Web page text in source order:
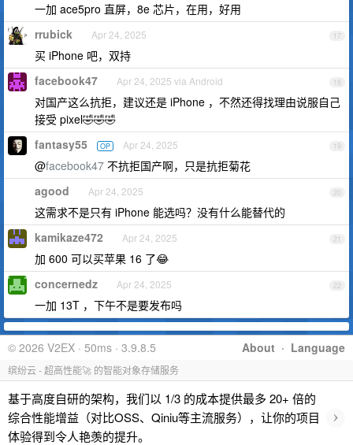
一加 ace5pro 直屏，8e 芯片，在用，好用
17
rrubick Apr 24, 2025
买 iPhone 吧，双持
18
facebook47 Apr 24, 2025 via Android
对国产这么抗拒，建议还是 iPhone ，不然还得找理由说服自己
接受 pixel🤣🤣🤣
19
fantasy55 OP Apr 24, 2025
@facebook47 不抗拒国产啊，只是抗拒菊花
20
agood Apr 24, 2025
这需求不是只有 iPhone 能选吗？没有什么能替代的
21
kamikaze472 Apr 24, 2025
加 600 可以买苹果 16 了😂
22
concernedz Apr 24, 2025
一加 13T ，下午不是要发布吗
About · Language
© 2026 V2EX · 50ms · 3.9.8.5
缤纷云 - 超高性能🚀 的智能对象存储服务
基于高度自研的架构，我们以 1/3 的成本提供最多 20+ 倍的
综合性能增益（对比OSS、Qiniu等主流服务），让你的项目
体验得到令人艳羡的提升。
›